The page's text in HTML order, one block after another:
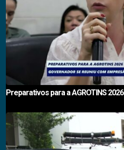
Preparativos para a AGROTINS 2026